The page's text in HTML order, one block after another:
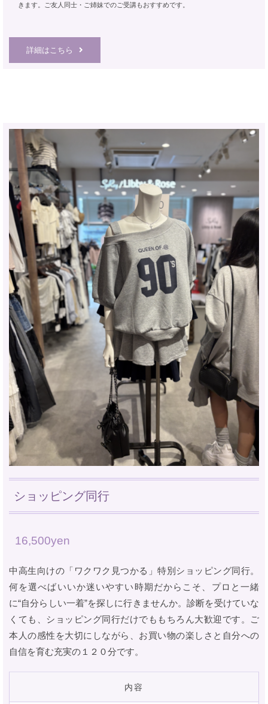
きます。ご友人同士・ご姉妹でのご受講もおすすめです。
詳細はこちら
ショッピング同行
16,500yen
中高生向けの「ワクワク見つかる」特別ショッピング同行。
何を選べばいいか迷いやすい時期だからこそ、プロと一緒
に“自分らしい一着”を探しに行きませんか。診断を受けていな
くても、ショッピング同行だけでももちろん大歓迎です。ご
本人の感性を大切にしながら、お買い物の楽しさと自分への
自信を育む充実の１２０分です。
内容